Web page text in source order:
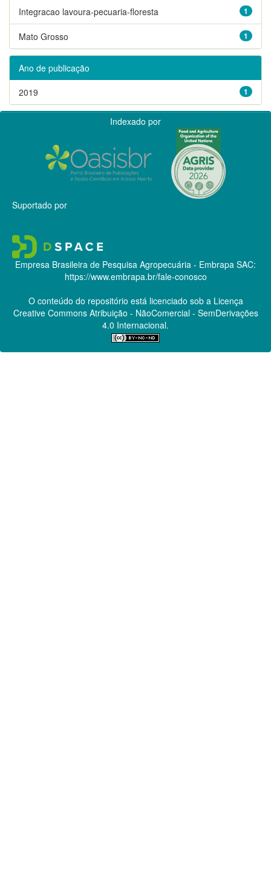
1
Integracao lavoura-pecuaria-floresta
1
Mato Grosso
Ano de publicação
1
2019
Indexado por
Suportado por
Empresa Brasileira de Pesquisa Agropecuária - Embrapa SAC:
https://www.embrapa.br/fale-conosco
O conteúdo do repositório está licenciado sob a Licença
Creative CommonsAtribuição - NãoComercial - SemDerivações
4.0 Internacional.